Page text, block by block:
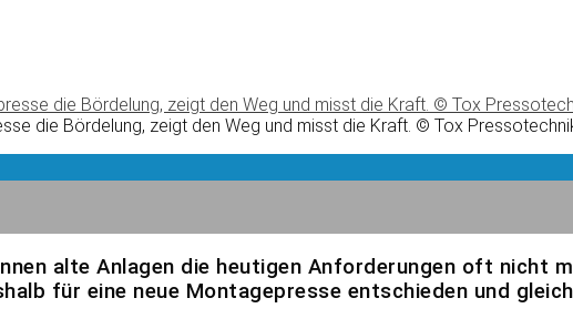
die Bördelung, zeigt den Weg und misst die Kraft. © Tox
alte Anlagen die heutigen Anforderungen oft nicht
für eine neue Montagepresse entschieden und